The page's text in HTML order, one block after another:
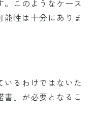
このようなケース
性は十分にありま
いるわけではないた
書」が必要となるこ